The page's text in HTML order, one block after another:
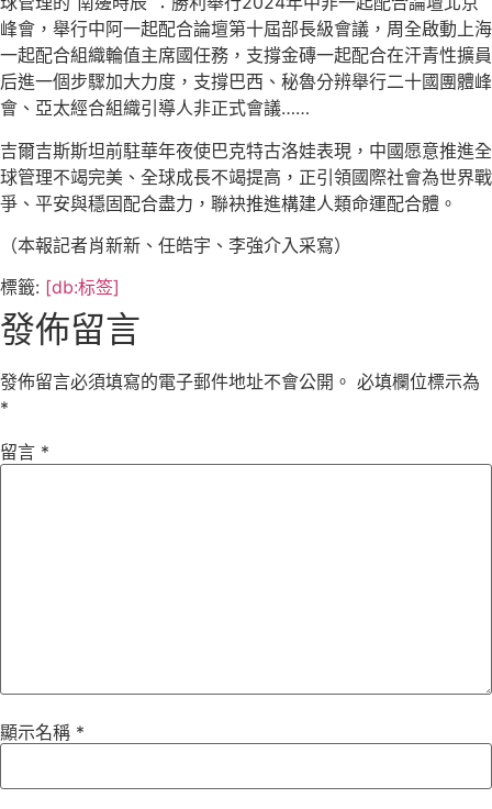
峰會，舉行中阿一起配合論壇第十屆部長級會議，周全啟動上海
一起配合組織輪值主席國任務，支撐金磚一起配合在汗青性擴員
后進一個步驟加大力度，支撐巴西、秘魯分辨舉行二十國團體峰
會、亞太經合組織引導人非正式會議……
吉爾吉斯斯坦前駐華年夜使巴克特古洛娃表現，中國愿意推進全
球管理不竭完美、全球成長不竭提高，正引領國際社會為世界戰
爭、平安與穩固配合盡力，聯袂推進構建人類命運配合體。
（本報記者肖新新、任皓宇、李強介入采寫）
標籤: [db:标签]
發佈留言
發佈留言必須填寫的電子郵件地址不會公開。 必填欄位標示為
*
留言 *
顯示名稱 *